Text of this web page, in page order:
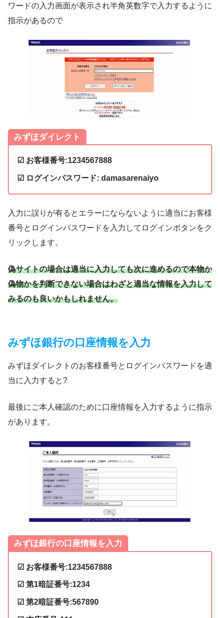
ワードの入力画面が表示され半角英数字で入力するように
指示があるので
みずほダイレクト
☑ お客様番号:1234567888
☑ ログインパスワード: damasarenaiyo
入力に誤りが有るとエラーにならないように適当にお客様
番号とログインパスワードを入力してログインボタンをク
リックします。
偽サイトの場合は適当に入力しても次に進めるので本物か
偽物かを判断できない場合はわざと適当な情報を入力して
みるのも良いかもしれません。
みずほ銀行の口座情報を入力
みずほダイレクトのお客様番号とログインパスワードを適
当に入力すると?
最後にご本人確認のために口座情報を入力するように指示
があります。
みずほ銀行の口座情報を入力
☑ お客様番号:1234567888
☑ 第1暗証番号:1234
☑ 第2暗証番号:567890